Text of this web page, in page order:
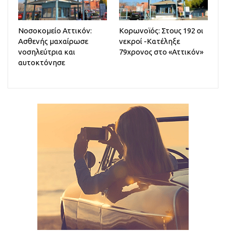
Νοσοκομείο Αττικόν:
Ασθενής μαχαίρωσε
νοσηλεύτρια και
αυτοκτόνησε
Κορωνοϊός: Στους 192 οι
νεκροί -Κατέληξε
79χρονος στο «Αττικόν»